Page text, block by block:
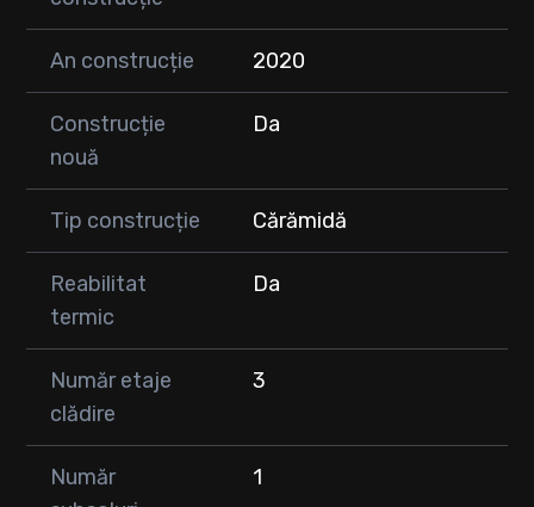
An construcție 2020
Construcție
nouă
Da
Tip construcție Cărămidă
Reabilitat
termic
Da
Număr etaje
clădire
3
Număr
1